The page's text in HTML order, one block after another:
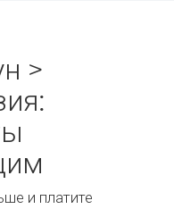
>
и платите